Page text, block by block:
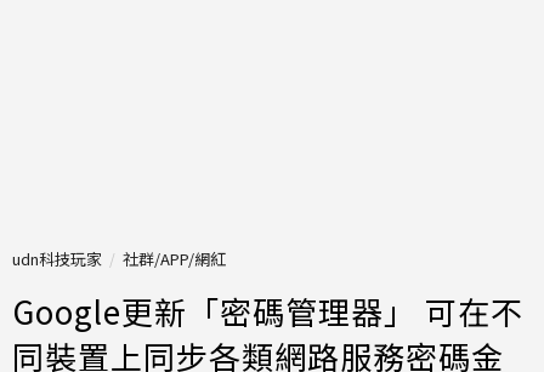
udn科技玩家 社群/APP/網紅
Google更新「密碼管理器」 可在不
同裝置上同步各類網路服務密碼金